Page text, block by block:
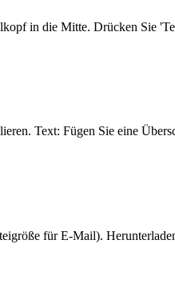
in die Mitte. Drücken Sie
Text: Fügen Sie eine
für E-Mail).